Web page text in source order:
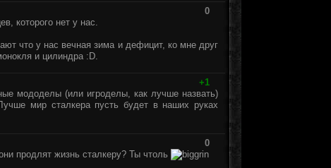
0
которого нет у нас.
что у нас вечная зима и дефицит, ко мне друг
и цилиндра :D.
+1
мододелы (или игроделы, как лучше назвать)
мир сталкера пусть будет в наших руках
0
продлят жизнь сталкеру? Ты чтоль